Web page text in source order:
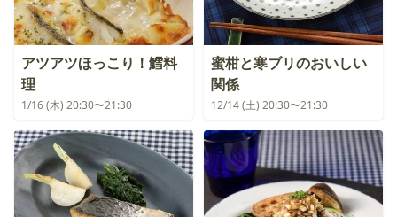
アツアツほっこり！鱈料
理
1/16 (木) 20:30〜21:30
蜜柑と寒ブリのおいしい
関係
12/14 (土) 20:30〜21:30